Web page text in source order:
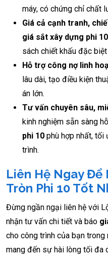
máy, có chứng chỉ chất
Giá cả cạnh tranh,
giá sắt xây dựng phi 10
sách chiết khấu đặc
Hỗ trợ công nợ linh
lâu dài, tạo điều kiện
án lớn.
Tư vấn chuyên sâu,
kinh nghiệm sẵn sàng
phi 10 phù hợp nhất, tối
trình.
Liên Hệ Ngay Để
Tròn Phi 10 Tốt
Đừng ngần ngại liên hệ với
nhận tư vấn chi tiết và báo
cho công trình của bạn
mang đến sự hài lòng tối đa